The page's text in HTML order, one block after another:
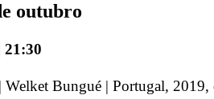
outubro
21:30
| Welket Bungué | Portugal,